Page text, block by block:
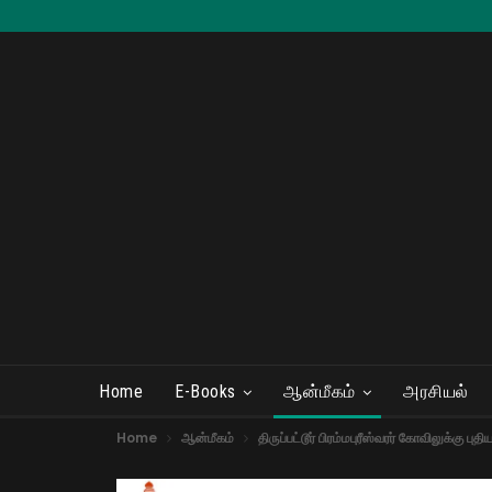
Home E-Books ஆன்மீகம் அரசியல்
Home ஆன்மீகம் திருப்பட்டூர் பிரம்மபுரீஸ்வரர்